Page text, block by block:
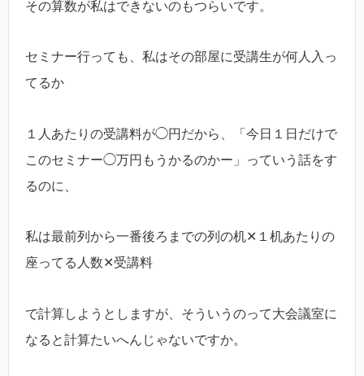
その算数が私はできないのもつらいです。
セミナー行っても、私はその部屋に受講生が何人入っ
てるか
１人あたりの受講料が◯円だから、「今日１日だけで
このセミナー◯万円もうかるのかー」っていう話をす
るのに、
私は最前列から一番後ろまでの列の机✕１机あたりの
座ってる人数✕受講料
で計算しようとしますが、そういうのって大会議室に
なると計算たいへんじゃないですか。